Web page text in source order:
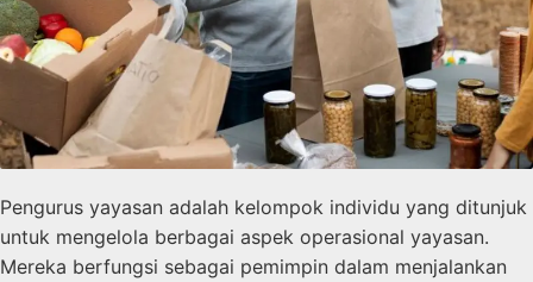
Pengurus yayasan adalah kelompok individu yang ditunjuk
untuk mengelola berbagai aspek operasional yayasan.
Mereka berfungsi sebagai pemimpin dalam menjalankan